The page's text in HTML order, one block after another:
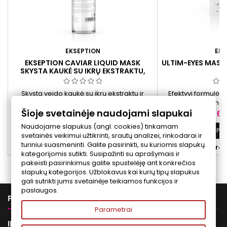
EKSEPTION
EKSEPTION CAVIAR LIQUID MASK
SKYSTA KAUKĖ SU IKRŲ EKSTRAKTU,
RETINOLIU IR HIALURONU, 250 ML
Skysta veido kaukė su ikrų ekstraktu ir
balansą, maitina ir suteikia švelnumo
pojūtį. Tinka visiems odos tipams.
Kaina
46,00 €
 Prekė detaliau
Yra sandėlyje
ULTIM-EYES
Efektyvi formulė,
daugiau nei 25
ratilų ir maišelių
mažinti.
būklę ir

PREKĖS 
INFORMACIJA 
Šioje svetainėje naudojami slapukai
Naudojame slapukus (angl. cookies) tinkamam
svetainės veikimui užtikrinti, srautų analizei, rinkodarai ir
turiniui suasmeninti. Galite pasirinkti, su kuriomis slapukų
kategorijomis sutikti. Susipažinti su aprašymais ir
pakeisti pasirinkimus galite spustelėję ant konkrečios
slapukų kategorijos. Užblokavus kai kurių tipų slapukus
gali sutrikti jums svetainėje teikiamos funkcijos ir
paslaugos.
Parametrai